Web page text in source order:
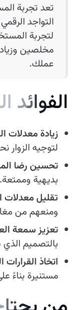
تعد تجربة
التواجد
لتجربة
مخلصين
عملك.
الفوائد ال
زيادة معدلات
لتوجيه الزوار
تحسين رضا
بديهية وممتعة.
تقليل معدلات
ومنعهم من
تعزيز سمعة
بالتصميم
اتخاذ القرارات
مستنيرة بناءً